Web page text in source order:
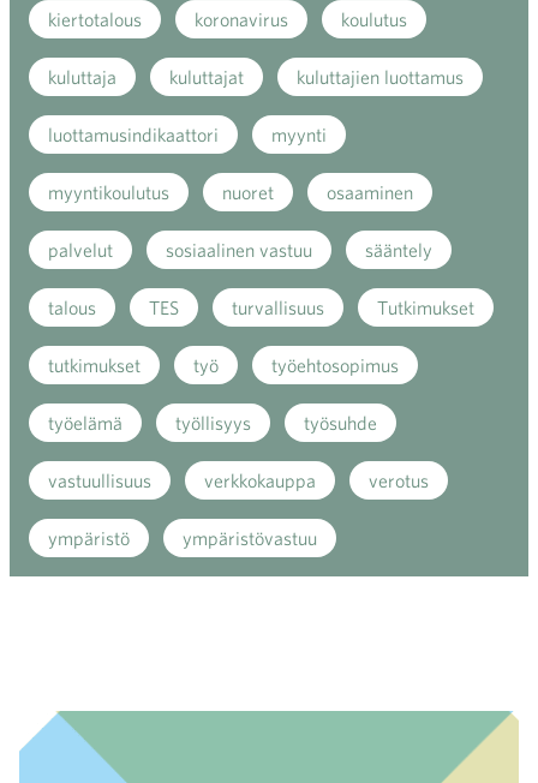
kiertotalous koronavirus koulutus
kuluttaja kuluttajat kuluttajien luottamus
luottamusindikaattori myynti
myyntikoulutus nuoret osaaminen
palvelut sosiaalinen vastuu sääntely
talous TES turvallisuus Tutkimukset
tutkimukset työ työehtosopimus
työelämä työllisyys työsuhde
vastuullisuus verkkokauppa verotus
ympäristö ympäristövastuu